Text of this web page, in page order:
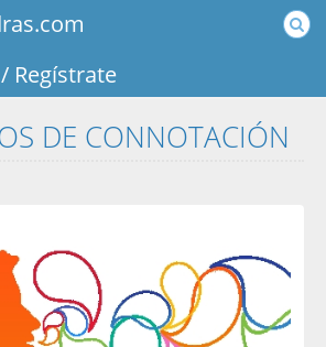
/ Regístrate
DE CONNOTACIÓN